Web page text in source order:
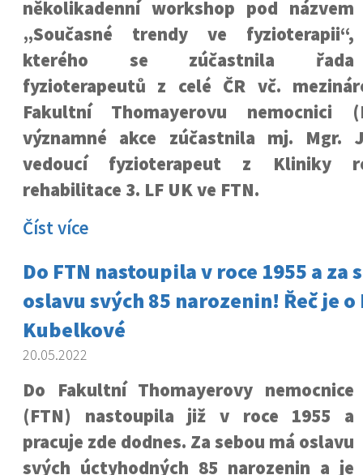
několikadenní workshop pod názvem
„Současné trendy ve fyzioterapii“,
kterého se zúčastnila řada
fyzioterapeutů z celé ČR vč.
Fakultní Thomayerovu
významné akce zúčastnila mj. Mgr.
vedoucí fyzioterapeut z Kliniky
rehabilitace 3. LF UK ve FTN.
Číst více
Do FTN nastoupila v roce 1955 a za
oslavu svých 85 narozenin! Řeč je o
Kubelkové
20.05.2022
Do Fakultní Thomayerovy nemocnice
(FTN) nastoupila již v roce 1955 a
pracuje zde dodnes. Za sebou má oslavu
svých úctyhodných 85 narozenin a je